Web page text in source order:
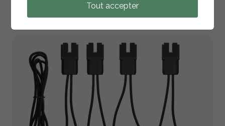
RETOUR À LA LISTE
Tout accepter